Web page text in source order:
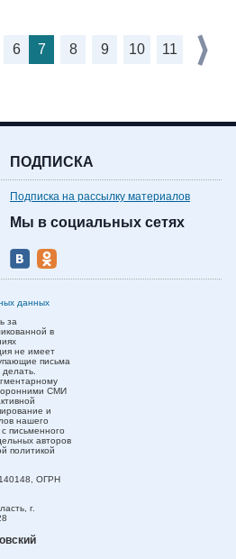
6 7 8 9 10 11
ПОДПИСКА
Подписка на рассылку материалов
Мы в социальных сетях
данных
за
в
не имеет
письма
СМИ
и
нашего
письменного
авторов
политикой
ОГРН
г.